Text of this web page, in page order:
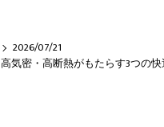
2026/07/21
高気密・高断熱がもたらす3つの快